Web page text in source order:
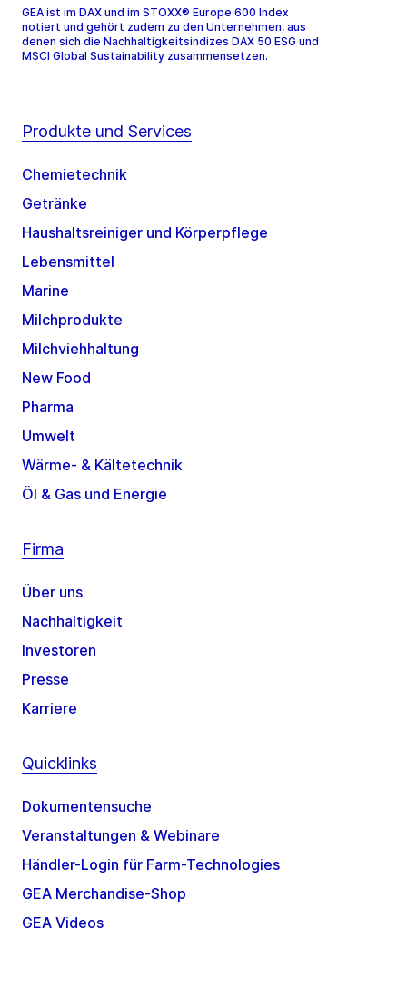
GEA ist im DAX und im STOXX® Europe 600 Index
notiert und gehört zudem zu den Unternehmen, aus
denen sich die Nachhaltigkeitsindizes DAX 50 ESG und
MSCI Global Sustainability zusammensetzen.
Produkte und Services
Chemietechnik
Getränke
Haushaltsreiniger und Körperpflege
Lebensmittel
Marine
Milchprodukte
Milchviehhaltung
New Food
Pharma
Umwelt
Wärme- & Kältetechnik
Öl & Gas und Energie
Firma
Über uns
Nachhaltigkeit
Investoren
Presse
Karriere
Quicklinks
Dokumentensuche
Veranstaltungen & Webinare
Händler-Login für Farm-Technologies
GEA Merchandise-Shop
GEA Videos